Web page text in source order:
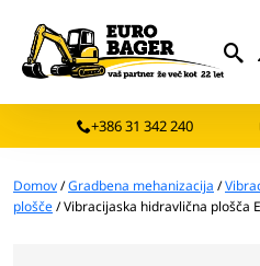
+386 31 342 240
Domov/Gradbena mehanizacija /
plošče/ Vibracijaska hidravlična plošča